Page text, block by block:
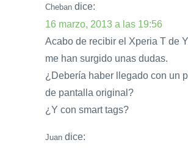
Cheban dice:
16 marzo, 2013 a las 19:56
Acabo de recibir el Xperia T de
me han surgido unas dudas.
¿Debería haber llegado con un
de pantalla original?
¿Y con smart tags?
Juan dice: